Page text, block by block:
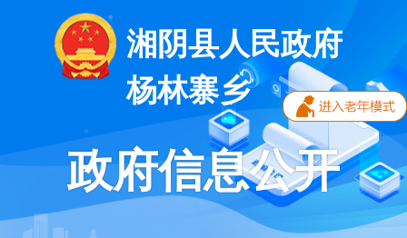
湘阴县人民政府
杨林寨乡
政府信息公开